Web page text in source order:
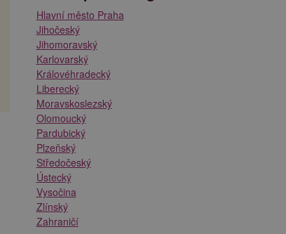
Hlavní město Praha
Jihočeský
Jihomoravský
Karlovarský
Královéhradecký
Liberecký
Moravskoslezský
Olomoucký
Pardubický
Plzeňský
Středočeský
Ústecký
Vysočina
Zlínský
Zahraničí